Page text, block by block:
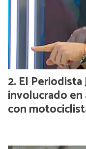
El
involucrado
con